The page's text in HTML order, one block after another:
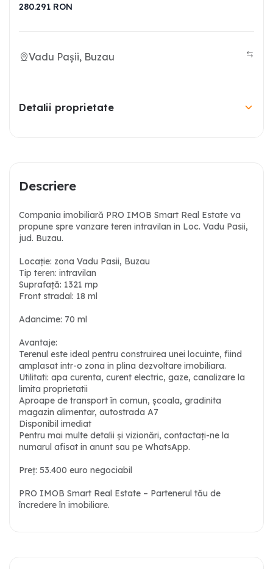
280.291 RON
Vadu Pașii, Buzau
Detalii proprietate
Descriere
Compania imobiliară PRO IMOB Smart Real Estate va
propune spre vanzare teren intravilan in Loc. Vadu Pasii,
jud. Buzau.
Locație: zona Vadu Pasii, Buzau
Tip teren: intravilan
Suprafață: 1321 mp
Front stradal: 18 ml
Adancime: 70 ml
Avantaje:
Terenul este ideal pentru construirea unei locuinte, fiind
amplasat intr-o zona in plina dezvoltare imobiliara.
Utilitati: apa curenta, curent electric, gaze, canalizare la
limita proprietatii
Aproape de transport în comun, școala, gradinita
magazin alimentar, autostrada A7
Disponibil imediat
Pentru mai multe detalii și vizionări, contactați-ne la
numarul afisat in anunt sau pe WhatsApp.
Preț: 53.400 euro negociabil
PRO IMOB Smart Real Estate – Partenerul tău de
încredere în imobiliare.